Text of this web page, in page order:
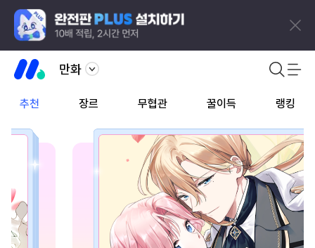
만화
추천 장르 무협관 꿀이득 랭킹